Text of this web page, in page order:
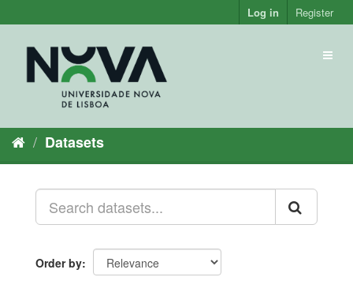
to
Log in Register
Datasets
Order by